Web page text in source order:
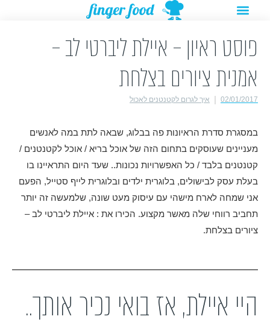
תפריט
פוסט ראיון – איילת ליברטי לב –
אמנית ציורים בצלחת
02/01/2017 איך לגרום לקטנטנים לאכול
במסגרת סדרת הראיונות פה בבלוג, שבאה לתת במה לאנשים
מעניינים שעוסקים בתחום הזה של אוכל בריא / אוכל לקטנטנים /
קטנטנים בלבד / כל האפשרויות נכונות.. שעד היום התראיינו בו
בעלת עסק לבישולים, בלוגרית ילדים ובלוגרית לייף סטייל, הפעם
אני שמחה לארח מישהי עם עיסוק מעט שונה, שלמעשה זה יותר
תחביב רווחי שלה מאשר מקצוע. הכירו את : איילת ליברטי לב –
ציורים בצלחת.
היי איילת, אז בואי נכיר אותך..